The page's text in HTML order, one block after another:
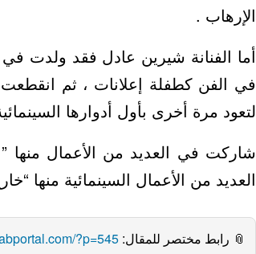
الإرهاب .
في الفن كطفلة إعلانات ، ثم
لتعود مرة أخرى بأول أدوارها
شاركت في العديد من الأعمال منها
العديد من الأعمال السينمائية منها
📎 رابط مختصر للمقال: ?p=545